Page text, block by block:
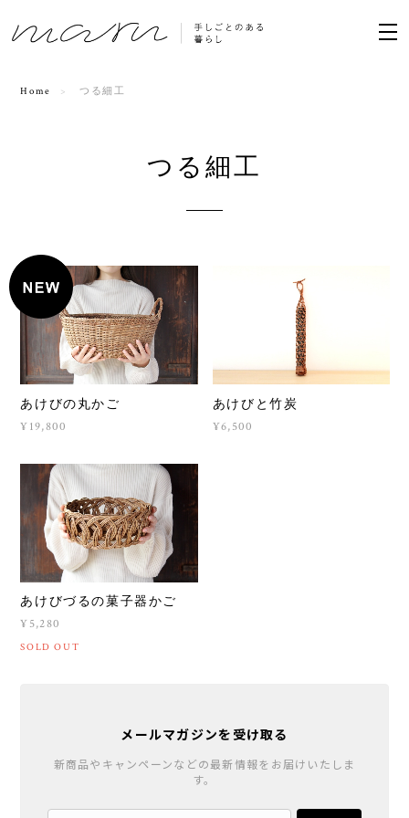
Home つる細工
つる細工
あけびの丸かご
¥19,800
あけびと竹炭
¥6,500
あけびづるの菓子器かご
¥5,280
SOLD OUT
メールマガジンを受け取る
新商品やキャンペーンなどの最新情報をお届けいたしま
す。